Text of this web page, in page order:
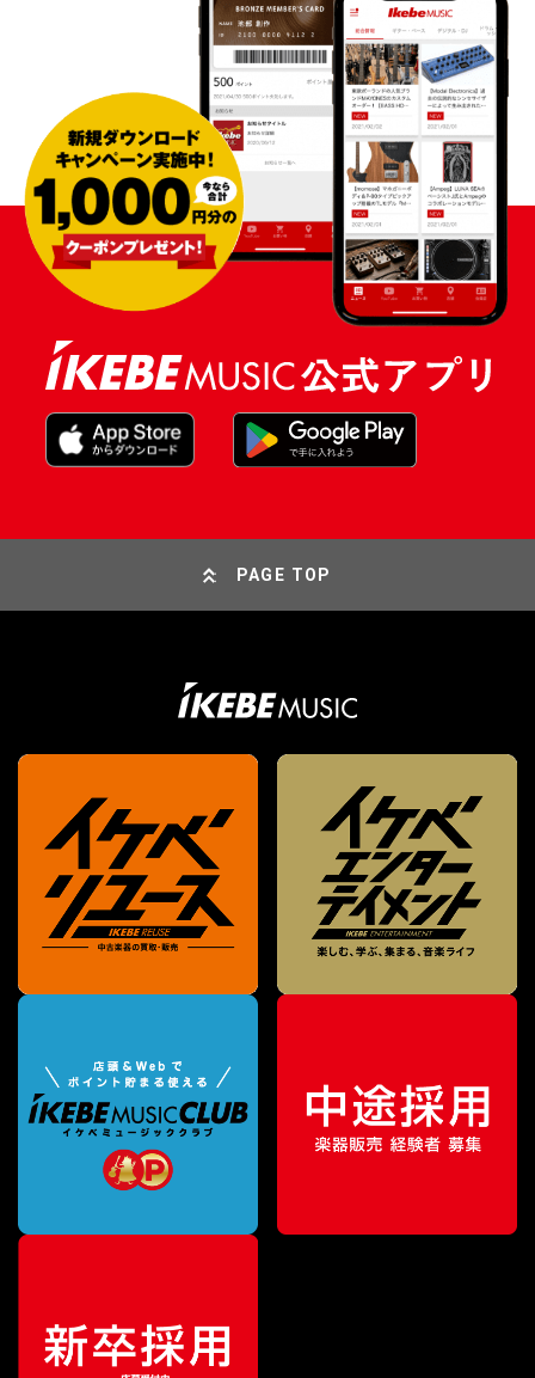
販売価格¥527,670 （税込）
PAGE TOP